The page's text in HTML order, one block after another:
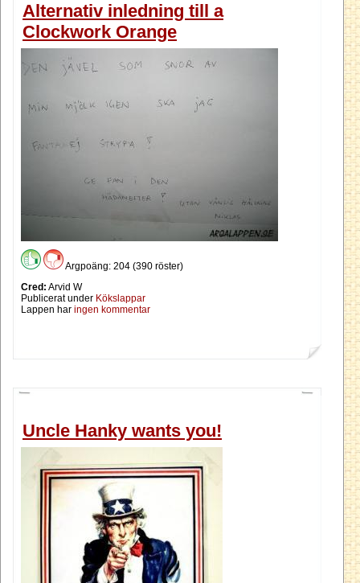
Alternativ inledning till a
Clockwork Orange
Argpoäng: 204 (390 röster)
Cred: Arvid W
Publicerat under Kökslappar
Lappen har ingen kommentar
Uncle Hanky wants you!